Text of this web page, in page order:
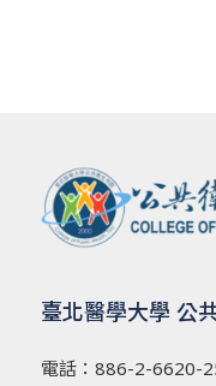
臺北醫學大學 公
電話： 886-2-6620-